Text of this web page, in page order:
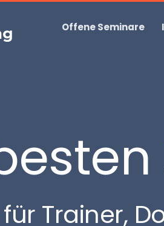
Offene Seminare
Trainer,